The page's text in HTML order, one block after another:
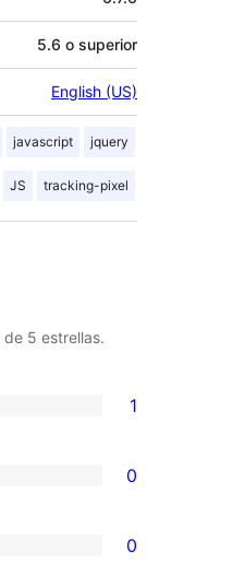
5.6 o superior
English (US)
javascript jquery
JS tracking-pixel
de 5 estrellas.
1
0
0